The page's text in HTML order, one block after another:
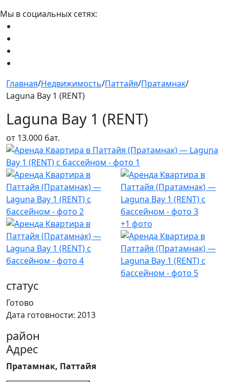
Мы в социальных сетях:
Главная/Недвижимость/Паттайя/Пратамнак/
Laguna Bay 1 (RENT)
Laguna Bay 1 (RENT)
от 13.000 бат.
+1 фото
статус
Готово
Дата готовности: 2013
район
Адрес
Пратамнак, Паттайя